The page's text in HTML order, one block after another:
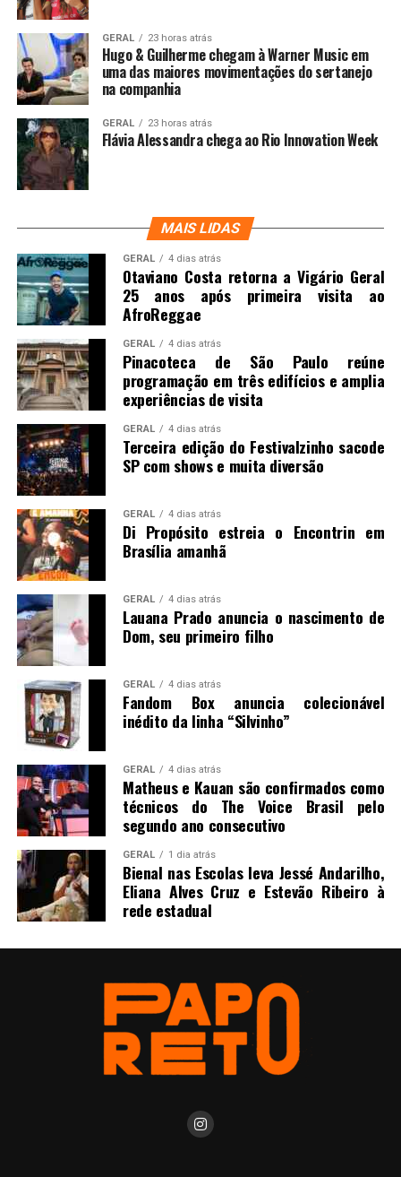
GERAL 23 horas atrás
Hugo & Guilherme chegam à Warner Music em
uma das maiores movimentações do sertanejo
na companhia
GERAL 23 horas atrás
Flávia Alessandra chega ao Rio Innovation Week
MAIS LIDAS
GERAL 4 dias atrás
Otaviano Costa retorna a Vigário Geral
25 anos após primeira visita ao
AfroReggae
GERAL 4 dias atrás
Pinacoteca de São Paulo reúne
programação em três edifícios e amplia
experiências de visita
GERAL 4 dias atrás
Terceira edição do Festivalzinho sacode
SP com shows e muita diversão
GERAL 4 dias atrás
Di Propósito estreia o Encontrin em
Brasília amanhã
GERAL 4 dias atrás
Lauana Prado anuncia o nascimento de
Dom, seu primeiro filho
GERAL 4 dias atrás
Fandom Box anuncia colecionável
inédito da linha “Silvinho”
GERAL 4 dias atrás
Matheus e Kauan são confirmados como
técnicos do The Voice Brasil pelo
segundo ano consecutivo
GERAL 1 dia atrás
Bienal nas Escolas leva Jessé Andarilho,
Eliana Alves Cruz e Estevão Ribeiro à
rede estadual